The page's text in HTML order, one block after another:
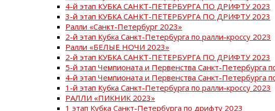
4-й этап КУБКА САНКТ-ПЕТЕРБУРГА ПО ДРИФТУ 2023
3-й этап КУБКА САНКТ-ПЕТЕРБУРГА ПО ДРИФТУ 2023
Ралли «Санкт-Петербург 2023»
2-й этап Кубка Санкт-Петербурга по ралли-кроссу 2023
Ралли «БЕЛЫЕ НОЧИ 2023»
2-й этап КУБКА САНКТ-ПЕТЕРБУРГА ПО ДРИФТУ 2023
5-й этап Чемпионата и Первенства Санкт-Петербурга
4-й этап Чемпионата и Первенства Санкт-Петербурга
1-й этап Кубка Санкт-Петербурга по ралли-кроссу 2023
РАЛЛИ «ПИКНИК 2023»
1 этап Кубка Санкт-Петербурга по дрифту 2023